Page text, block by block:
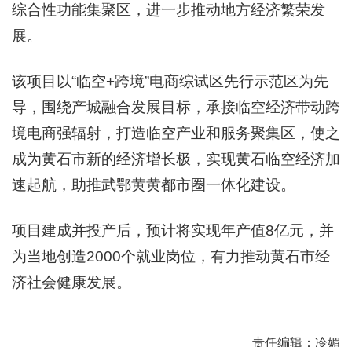
综合性功能集聚区，进一步推动地方经济繁荣发
展。
该项目以“临空+跨境”电商综试区先行示范区为先
导，围绕产城融合发展目标，承接临空经济带动跨
境电商强辐射，打造临空产业和服务聚集区，使之
成为黄石市新的经济增长极，实现黄石临空经济加
速起航，助推武鄂黄黄都市圈一体化建设。
项目建成并投产后，预计将实现年产值8亿元，并
为当地创造2000个就业岗位，有力推动黄石市经
济社会健康发展。
责任编辑：冷媚